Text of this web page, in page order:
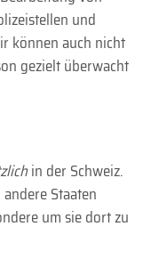
und
können auch nicht
gezielt überwacht
in der Schweiz.
Staaten
um sie dort zu